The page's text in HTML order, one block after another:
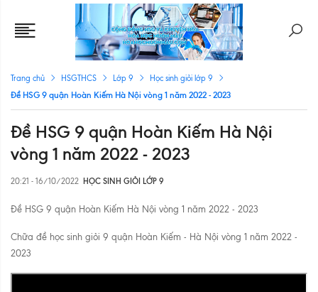
Trang chủ HSGTHCS Lớp 9 Học sinh giỏi lớp 9
Đề HSG 9 quận Hoàn Kiếm Hà Nội vòng 1 năm 2022 - 2023
Đề HSG 9 quận Hoàn Kiếm Hà Nội
vòng 1 năm 2022 - 2023
20:21 - 16/10/2022 HỌC SINH GIỎI LỚP 9
Đề HSG 9 quận Hoàn Kiếm Hà Nội vòng 1 năm 2022 - 2023
Chữa đề học sinh giỏi 9 quận Hoàn Kiếm - Hà Nội vòng 1 năm 2022 -
2023